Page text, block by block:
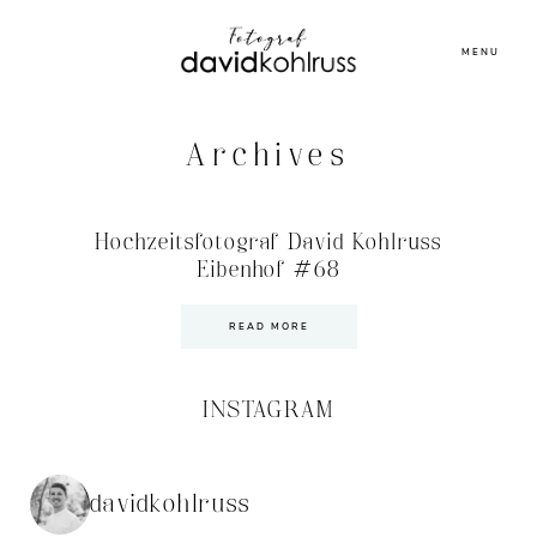
MENU
Archives
Hochzeitsfotograf David Kohlruss
Eibenhof #68
READ MORE
INSTAGRAM
davidkohlruss